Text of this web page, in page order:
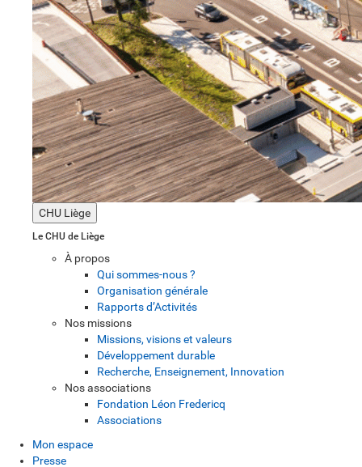
CHU Liège
Le CHU de Liège
À propos
Qui sommes-nous ?
Organisation générale
Rapports d’Activités
Nos missions
Missions, visions et valeurs
Développement durable
Recherche, Enseignement, Innovation
Nos associations
Fondation Léon Fredericq
Associations
Mon espace
Presse